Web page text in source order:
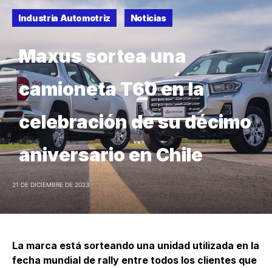
Industria Automotriz Noticias
Maxus sortea una
camioneta T60 en la
celebración de su décimo
aniversario en Chile
21 DE DICIEMBRE DE 2023
La marca está sorteando una unidad utilizada en la
fecha mundial de rally entre todos los clientes que